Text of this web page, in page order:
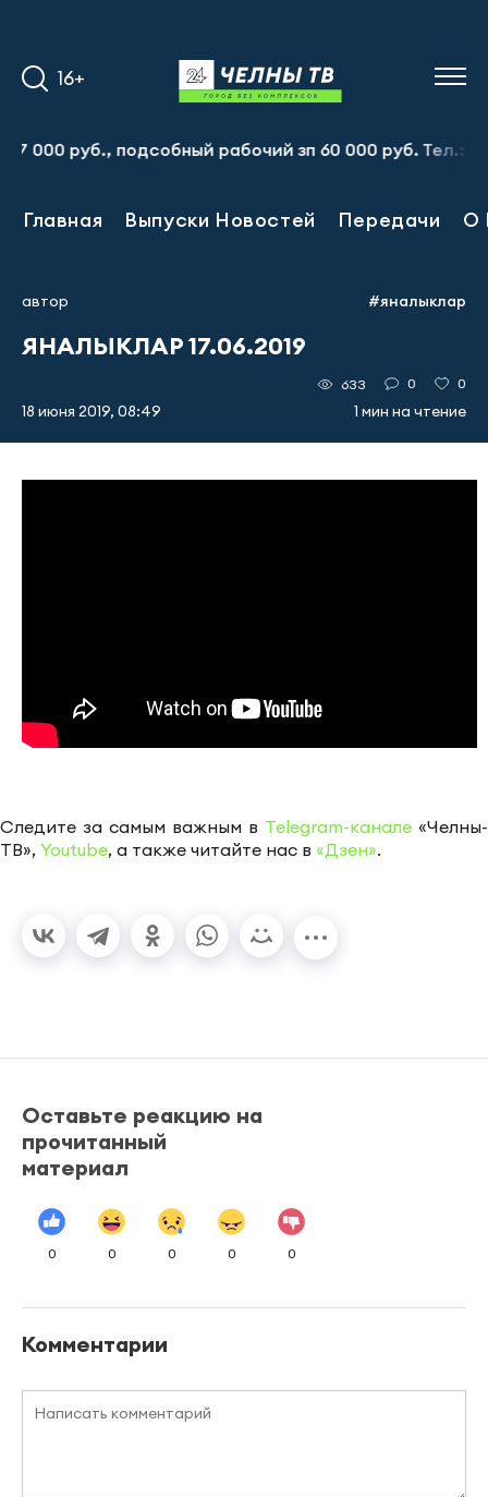
16+
руб., подсобный рабочий зп 60 000 руб. Тел.:8-917-
Главная Выпуски Новостей Передачи О
автор #яналыклар
ЯНАЛЫКЛАР 17.06.2019
18 июня 2019, 08:49
633 0 0
1 мин на чтение
Следите за самым важным в Telegram-канале «Челны-
ТВ», Youtube, а также читайте нас в «Дзен».
Оставьте реакцию на
прочитанный
материал
0 0 0 0 0
Комментарии